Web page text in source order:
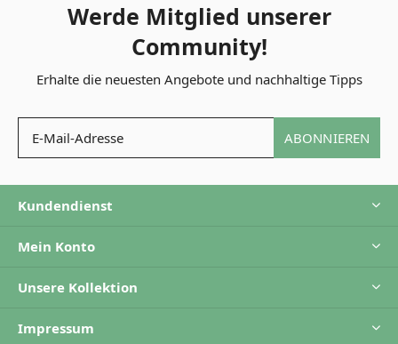
Werde Mitglied unserer
Community!
Erhalte die neuesten Angebote und nachhaltige Tipps
ABONNIEREN
Kundendienst
Mein Konto
Unsere Kollektion
Impressum